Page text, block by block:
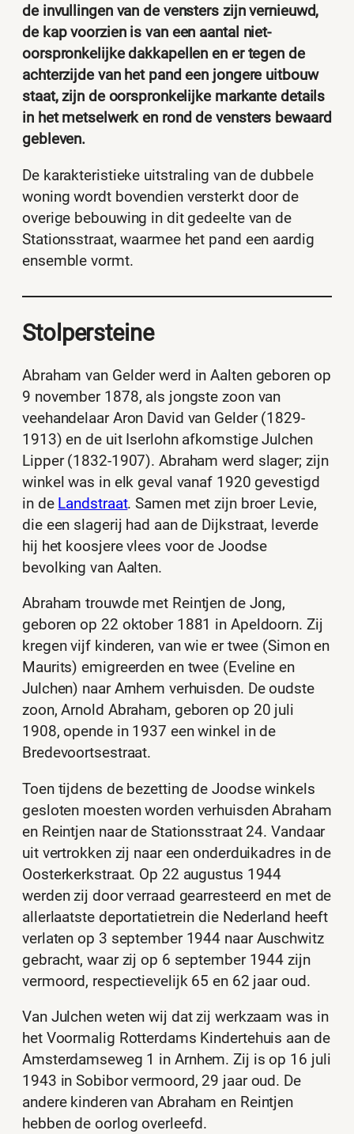
de invullingen van de vensters zijn vernieuwd,
de kap voorzien is van een aantal niet-
oorspronkelijke dakkapellen en er tegen de
achterzijde van het pand een jongere uitbouw
staat, zijn de oorspronkelijke markante details
in het metselwerk en rond de vensters bewaard
gebleven.
De karakteristieke uitstraling van de dubbele
woning wordt bovendien versterkt door de
overige bebouwing in dit gedeelte van de
Stationsstraat, waarmee het pand een aardig
ensemble vormt.
Stolpersteine
Abraham van Gelder werd in Aalten geboren op
9 november 1878, als jongste zoon van
veehandelaar Aron David van Gelder (1829-
1913) en de uit Iserlohn afkomstige Julchen
Lipper (1832-1907). Abraham werd slager; zijn
winkel was in elk geval vanaf 1920 gevestigd
in de Landstraat. Samen met zijn broer Levie,
die een slagerij had aan de Dijkstraat, leverde
hij het koosjere vlees voor de Joodse
bevolking van Aalten.
Abraham trouwde met Reintjen de Jong,
geboren op 22 oktober 1881 in Apeldoorn. Zij
kregen vijf kinderen, van wie er twee (Simon en
Maurits) emigreerden en twee (Eveline en
Julchen) naar Arnhem verhuisden. De oudste
zoon, Arnold Abraham, geboren op 20 juli
1908, opende in 1937 een winkel in de
Bredevoortsestraat.
Toen tijdens de bezetting de Joodse winkels
gesloten moesten worden verhuisden Abraham
en Reintjen naar de Stationsstraat 24. Vandaar
uit vertrokken zij naar een onderduikadres in de
Oosterkerkstraat. Op 22 augustus 1944
werden zij door verraad gearresteerd en met de
allerlaatste deportatietrein die Nederland heeft
verlaten op 3 september 1944 naar Auschwitz
gebracht, waar zij op 6 september 1944 zijn
vermoord, respectievelijk 65 en 62 jaar oud.
Van Julchen weten wij dat zij werkzaam was in
het Voormalig Rotterdams Kindertehuis aan de
Amsterdamseweg 1 in Arnhem. Zij is op 16 juli
1943 in Sobibor vermoord, 29 jaar oud. De
andere kinderen van Abraham en Reintjen
hebben de oorlog overleefd.